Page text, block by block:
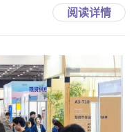
阅读详情